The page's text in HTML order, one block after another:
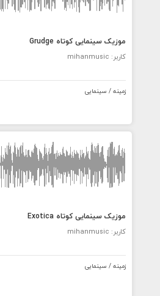
موزیک سینمایی کوتاه Grudge
کاربر: mihanmusic
زمینه / سینمایی
موزیک سینمایی کوتاه Exotica
کاربر: mihanmusic
زمینه / سینمایی